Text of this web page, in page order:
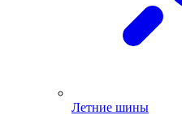
Летние шины